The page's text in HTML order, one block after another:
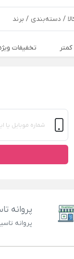
تخفیفات
پروانه
پروانه